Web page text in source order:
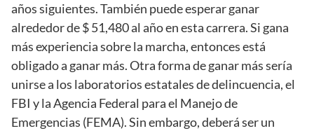
años siguientes. También puede esperar ganar
alrededor de $ 51,480 al año en esta carrera. Si gana
más experiencia sobre la marcha, entonces está
obligado a ganar más. Otra forma de ganar más sería
unirse a los laboratorios estatales de delincuencia, el
FBI y la Agencia Federal para el Manejo de
Emergencias (FEMA). Sin embargo, deberá ser un